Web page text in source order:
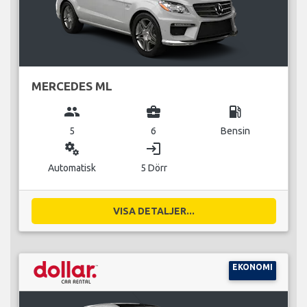
MERCEDES ML
group
5
business_center
6
local_gas_station
Bensin
miscellaneous_services
Automatisk
login
5 Dörr
VISA DETALJER...
EKONOMI